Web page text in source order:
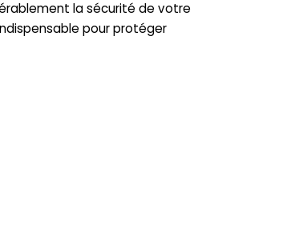
la sécurité de votre
pour protéger